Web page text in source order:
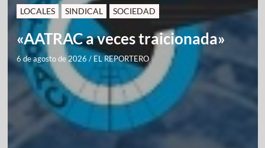
LOCALES SINDICAL SOCIEDAD
«AATRAC a veces traicionada»
6 de agosto de 2026 / EL REPORTERO